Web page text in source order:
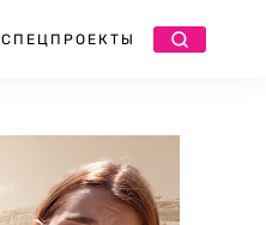
СПЕЦПРОЕКТЫ